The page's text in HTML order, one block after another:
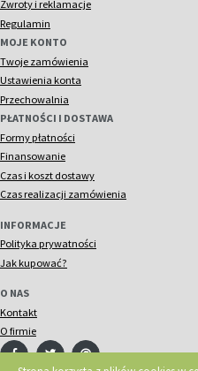
Zwroty i reklamacje
Regulamin
MOJE KONTO
Twoje zamówienia
Ustawienia konta
Przechowalnia
PŁATNOŚCI I DOSTAWA
Formy płatności
Finansowanie
Czas i koszt dostawy
Czas realizacji zamówienia
INFORMACJE
Polityka prywatności
Jak kupować?
O NAS
Kontakt
O firmie